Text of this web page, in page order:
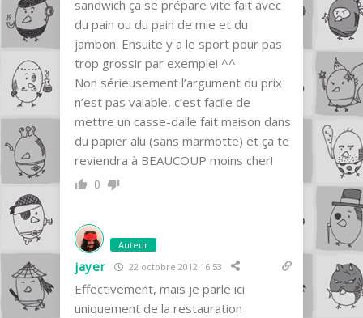
sandwich ça se prépare vite fait avec
du pain ou du pain de mie et du
jambon. Ensuite y a le sport pour pas
trop grossir par exemple! ^^
Non sérieusement l’argument du prix
n’est pas valable, c’est facile de
mettre un casse-dalle fait maison dans
du papier alu (sans marmotte) et ça te
reviendra à BEAUCOUP moins cher!
0
Auteur
jayer 22 octobre 2012 16:53
Effectivement, mais je parle ici
uniquement de la restauration